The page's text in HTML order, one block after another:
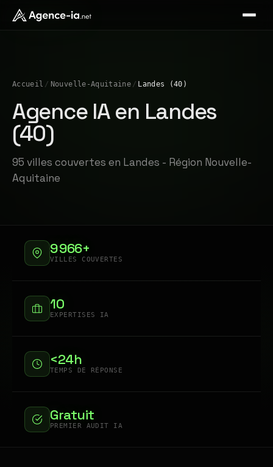
Accueil / Nouvelle-Aquitaine / Landes (40)
Agence IA en Landes
(40)
95 villes couvertes en Landes - Région Nouvelle-
Aquitaine
9 966+
VILLES COUVERTES
10
EXPERTISES IA
<24h
TEMPS DE RÉPONSE
Gratuit
PREMIER AUDIT IA